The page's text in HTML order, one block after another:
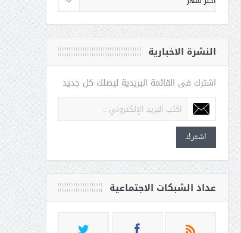
النشرة الاخبارية
اشترك فى القائمة البريدية ليصلك كل جديد
اشترك
عداد الشبكات الاجتماعية